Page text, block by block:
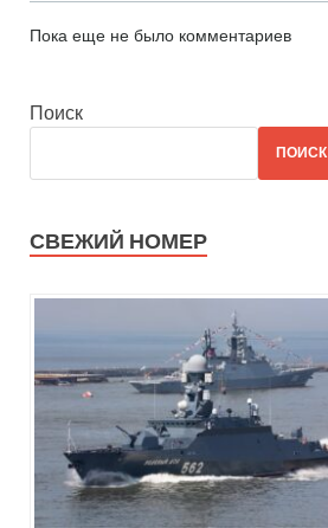
Пока еще не было комментариев
Поиск
ПОИСК
СВЕЖИЙ НОМЕР